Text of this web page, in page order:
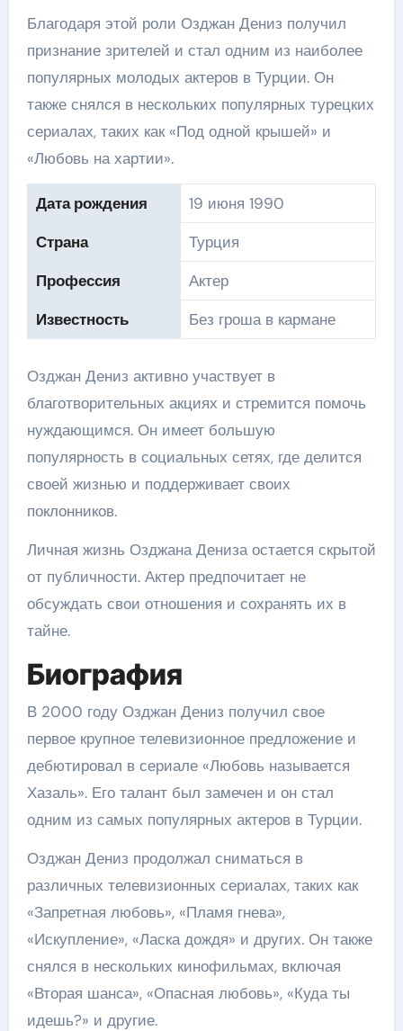
Благодаря этой роли Озджан Дениз получил
признание зрителей и стал одним из наиболее
популярных молодых актеров в Турции. Он
также снялся в нескольких популярных турецких
сериалах, таких как «Под одной крышей» и
«Любовь на хартии».
Дата рождения
19 июня 1990
Страна
Турция
Профессия
Актер
Известность
Без гроша в кармане
Озджан Дениз активно участвует в
благотворительных акциях и стремится помочь
нуждающимся. Он имеет большую
популярность в социальных сетях, где делится
своей жизнью и поддерживает своих
поклонников.
Личная жизнь Озджана Дениза остается скрытой
от публичности. Актер предпочитает не
обсуждать свои отношения и сохранять их в
тайне.
Биография
В 2000 году Озджан Дениз получил свое
первое крупное телевизионное предложение и
дебютировал в сериале «Любовь называется
Хазаль». Его талант был замечен и он стал
одним из самых популярных актеров в Турции.
Озджан Дениз продолжал сниматься в
различных телевизионных сериалах, таких как
«Запретная любовь», «Пламя гнева»,
«Искупление», «Ласка дождя» и других. Он также
снялся в нескольких кинофильмах, включая
«Вторая шанса», «Опасная любовь», «Куда ты
идешь?» и другие.